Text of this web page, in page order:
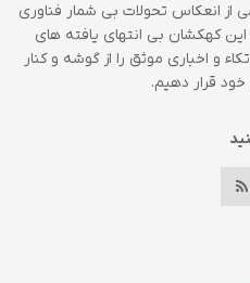
انعکاس تحولات بی شمار فناوری
این کهکشان بی انتهای یافته های
و اخباری موثق را از گوشه و کنار
خود قرار دهیم.